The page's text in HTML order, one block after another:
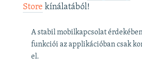
Store kínálatából!
A stabil mobilkapcsolat
funkciói az applikációban csak
el.